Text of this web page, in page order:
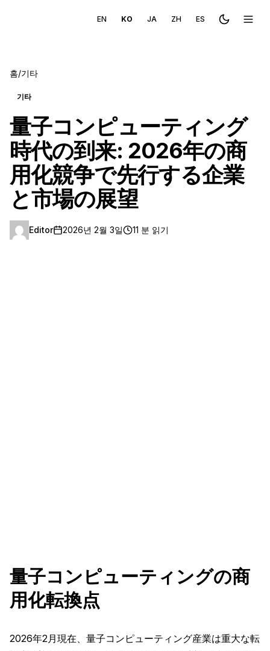
EN KO JA ZH ES Toggle메뉴
홈/기타
기타
量子コンピューティング
時代の到来: 2026年の商
用化競争で先行する企業
と市場の展望
Editor 2026년 2월 3일 11 분 읽기
量子コンピューティングの商
用化転換点
2026年2月現在、量子コンピューティング産業は重大な転